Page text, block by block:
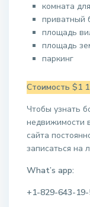
комната
приватный
площадь
площадь
паркинг
Стоимость $1
Чтобы узнать
недвижимости
сайта
записаться на
What’s app:
+1-829-643-